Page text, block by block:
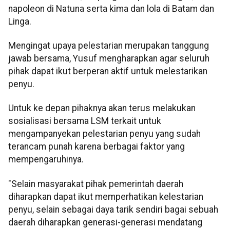
napoleon di Natuna serta kima dan lola di Batam dan
Linga.
Mengingat upaya pelestarian merupakan tanggung
jawab bersama, Yusuf mengharapkan agar seluruh
pihak dapat ikut berperan aktif untuk melestarikan
penyu.
Untuk ke depan pihaknya akan terus melakukan
sosialisasi bersama LSM terkait untuk
mengampanyekan pelestarian penyu yang sudah
terancam punah karena berbagai faktor yang
mempengaruhinya.
"Selain masyarakat pihak pemerintah daerah
diharapkan dapat ikut memperhatikan kelestarian
penyu, selain sebagai daya tarik sendiri bagai sebuah
daerah diharapkan generasi-generasi mendatang